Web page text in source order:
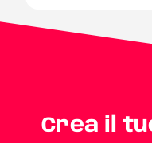
Crea il